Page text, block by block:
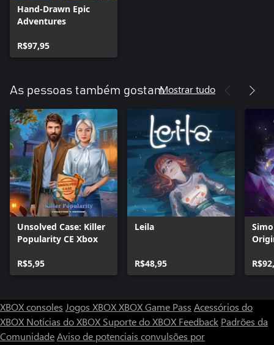
Hand-Drawn Epic
Adventures
R$97,95
As pessoas também gostamMostrar tudo
Unsolved Case: Killer
Popularity CE Xbox
R$5,95
Leila
R$48,95
XBOX consoles Jogos XBOXXBOX Game Pass Acessórios do
XBOX Notícias do XBOX Suporte do XBOX Feedback Padrões da
ComunidadeAviso de potenciais convulsões por